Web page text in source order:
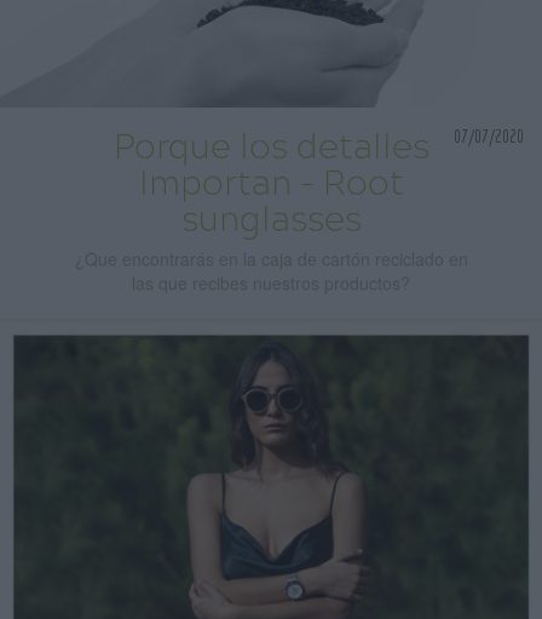
07/07/2020
Porque los detalles
Importan - Root
sunglasses